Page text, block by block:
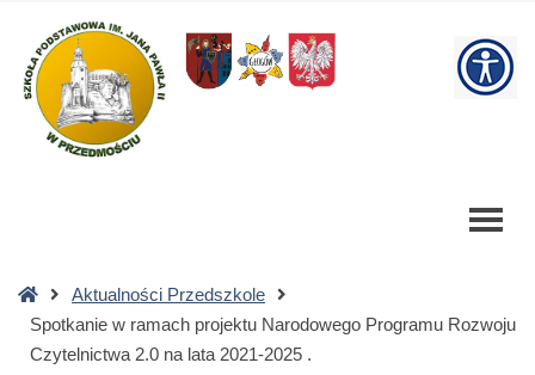
ramach
projektu
Narodowego
Strona
główna
Aktualności Przedszkole
Spotkanie w ramach projektu Narodowego Programu Rozwoju
Czytelnictwa 2.0 na lata 2021-2025 .